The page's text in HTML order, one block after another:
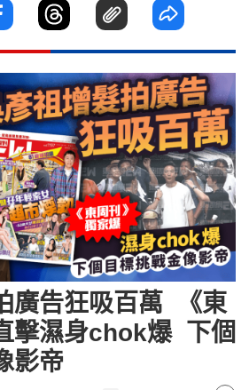
廣告狂吸百萬 《東
擊濕身chok爆 下個
影帝